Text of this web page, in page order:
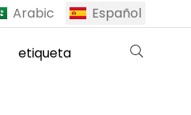
Arabic Español
etiqueta